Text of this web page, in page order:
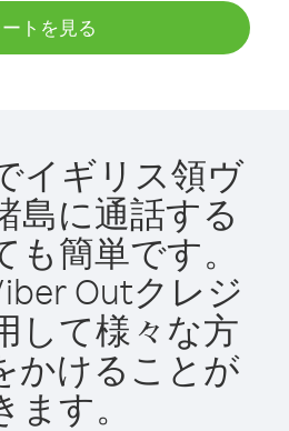
トを見る
イギリス領ヴ
島に通話する
簡単です。
Outクレジ
して様々な方
かけることが
ます。